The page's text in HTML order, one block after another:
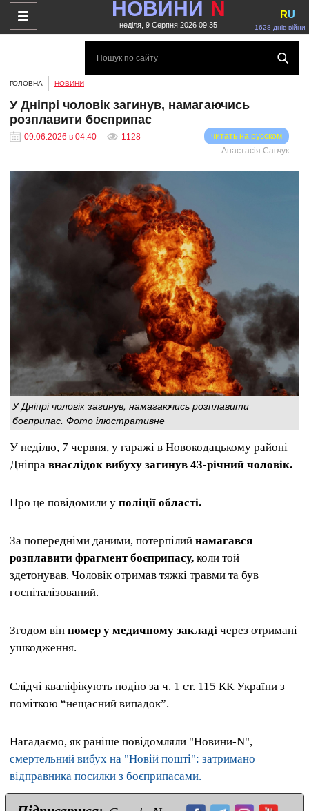
НОВИНИ N
неділя, 9 Серпня 2026 09:35 1628 днів війни
RU
ГОЛОВНА НОВИНИ
У Дніпрі чоловік загинув, намагаючись
розплавити боєприпас
09.06.2026 в 04:40 1128
читать на русском
Анастасія Савчук
У Дніпрі чоловік загинув, намагаючись розплавити
боєприпас. Фото ілюстративне
У неділю, 7 червня, у гаражі в Новокодацькому районі
Дніпра внаслідок вибуху загинув 43-річний чоловік.
Про це повідомили у поліції області.
За попередніми даними, потерпілий намагався
розплавити фрагмент боєприпасу, коли той
здетонував. Чоловік отримав тяжкі травми та був
госпіталізований.
Згодом він помер у медичному закладі через отримані
ушкодження.
Слідчі кваліфікують подію за ч. 1 ст. 115 КК України з
поміткою “нещасний випадок”.
Нагадаємо, як раніше повідомляли "Новини-N",
смертельний вибух на "Новій пошті": затримано
відправника посилки з боєприпасами.